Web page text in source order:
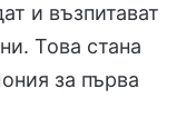
и възпитават
Това стана
за първа